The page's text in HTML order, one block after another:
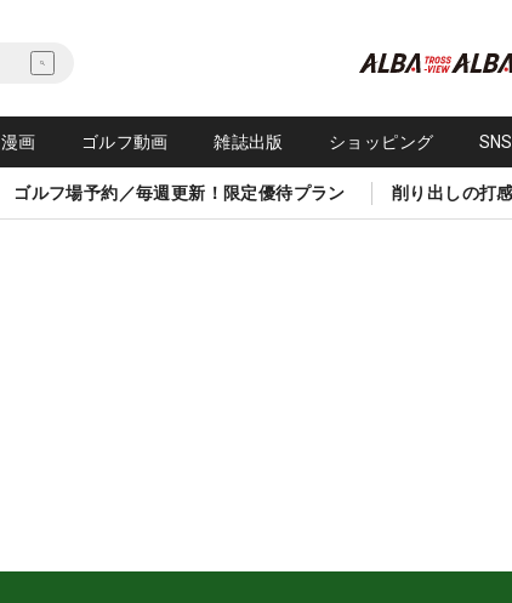
漫画 ゴルフ動画 雑誌出版 ショッピング
ゴルフ場予約／毎週更新！限定優待プラン 削り出しの打